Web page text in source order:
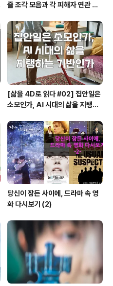
즐 조각 모음과 각 피해자 연관 관
[삶을 4D로 읽다 #02] 집안일은
소모인가, AI 시대의 삶을 지탱하
당신이 잠든 사이에, 드라마 속 영
화 다시보기 (2)